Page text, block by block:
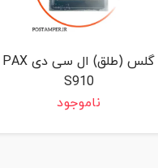
گلس (طلق) ال سی دی PAX
S910
ناموجود